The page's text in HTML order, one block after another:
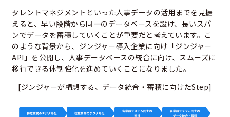
タレントマネジメントといった人事データの活用までを見据
えると、早い段階から同一のデータベースを設け、長いスパ
ンでデータを蓄積していくことが重要だと考えています。こ
のような背景から、ジンジャー導入企業に向け「ジンジャー
API」を公開し、人事データベースの統合に向け、スムーズに
移行できる体制強化を進めていくことになりました。
[ジンジャーが構想する、データ統合・蓄積に向けたStep]